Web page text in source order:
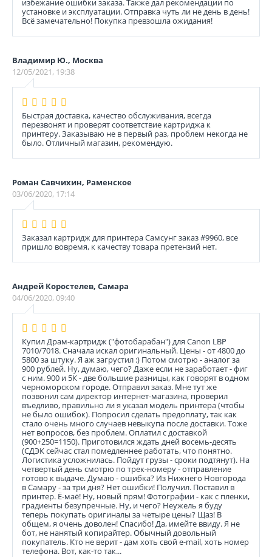
избежание ошибки заказа. Также дал рекомендации по
установке и эксплуатации. Отправка чуть ли не день в день!
Всё замечательно! Покупка превзошла ожидания!
Владимир Ю., Москва
12/05/2021, 19:38
Быстрая доставка, качество обслуживания, всегда
перезвонят и проверят соответствие картриджа к
принтеру. Заказываю не в первый раз, проблем некогда не
было. Отличный магазин, рекомендую.
Роман Савчихин, Раменское
03/06/2020, 17:14
Заказал картридж для принтера Самсунг заказ #9960, все
пришло вовремя, к качеству товара претензий нет.
Андрей Коростелев, Самара
04/06/2020, 09:40
Купил Драм-картридж ("фотобарабан") для Canon LBP
7010/7018. Сначала искал оригинальный. Цены - от 4800 до
5800 за штуку. Я аж загрустил :) Потом смотрю - аналог за
900 рублей. Ну, думаю, чего? Даже если не заработает - фиг
с ним. 900 и 5К - две большие разницы, как говорят в одном
черноморском городе. Отправил заказ. Мне тут же
позвонил сам директор интернет-магазина, проверил
въедливо, правильно ли я указал модель принтера (чтобы
не было ошибок). Попросил сделать предоплату, так как
стало очень много случаев невыкупа после доставки. Тоже
нет вопросов, без проблем. Оплатил с доставкой
(900+250=1150). Приготовился ждать дней восемь-десять
(СДЭК сейчас стал помедленнее работать, что понятно.
Логистика усложнилась. Пойдут грузы - сроки подтянут). На
четвертый день смотрю по трек-номеру - отправление
готово к выдаче. Думаю - ошибка? Из Нижнего Новгорода
в Самару - за три дня? Нет ошибки! Получил. Поставил в
принтер. Ё-маё! Ну, новый прям! Фотографии - как с пленки,
градиенты безупречные. Ну, и чего? Неужель я буду
теперь покупать оригиналы за четыре цены? Щаз! В
общем, я очень доволен! Спасибо! Да, имейте ввиду. Я не
бот, не нанятый копирайтер. Обычный довольный
покупатель. Кто не верит - дам хоть свой e-mail, хоть номер
телефона. Вот, как-то так...